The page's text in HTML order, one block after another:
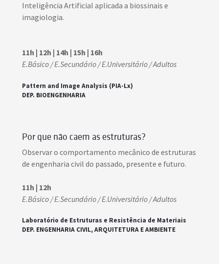
Inteligência Artificial aplicada a biossinais e
imagiologia.
11h | 12h | 14h | 15h | 16h
E.Básico / E.Secundário / E.Universitário / Adultos
Pattern and Image Analysis (PIA-Lx)
DEP. BIOENGENHARIA
Por que não caem as estruturas?
Observar o comportamento mecânico de estruturas
de engenharia civil do passado, presente e futuro.
11h | 12h
E.Básico / E.Secundário / E.Universitário / Adultos
Laboratório de Estruturas e Resistência de Materiais
DEP. ENGENHARIA CIVIL, ARQUITETURA E AMBIENTE